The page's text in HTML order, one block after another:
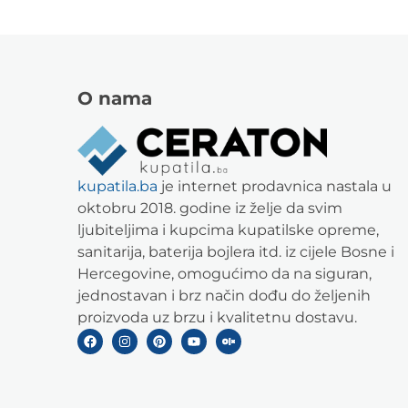
O nama
kupatila.ba je internet prodavnica nastala u
oktobru 2018. godine iz želje da svim
ljubiteljima i kupcima kupatilske opreme,
sanitarija, baterija bojlera itd. iz cijele Bosne i
Hercegovine, omogućimo da na siguran,
jednostavan i brz način dođu do željenih
proizvoda uz brzu i kvalitetnu dostavu.